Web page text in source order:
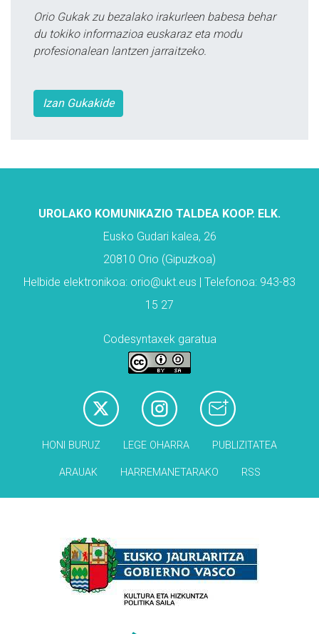
Orio Gukak zu bezalako irakurleen babesa behar
du tokiko informazioa euskaraz eta modu
profesionalean lantzen jarraitzeko.
Izan Gukakide
UROLAKO KOMUNIKAZIO TALDEA KOOP. ELK.
Eusko Gudari kalea, 26
20810 Orio (Gipuzkoa)
Helbide elektronikoa: orio@ukt.eus | Telefonoa: 943-83
15 27
Codesyntaxek garatua
HONI BURUZ LEGE OHARRA PUBLIZITATEA
ARAUAK HARREMANETARAKO RSS